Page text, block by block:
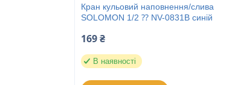
Кран кульовий наповнення/слива
SOLOMON 1/2 ⁇ NV-0831B синій
169 ₴
В наявності